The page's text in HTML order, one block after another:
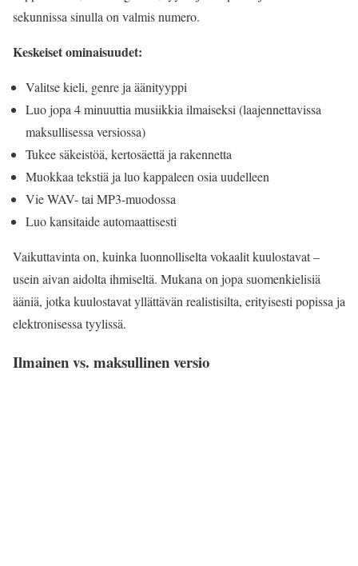
sekunnissa sinulla on valmis numero.
Keskeiset ominaisuudet:
Valitse kieli, genre ja äänityyppi
Luo jopa 4 minuuttia musiikkia ilmaiseksi (laajennettavissa
maksullisessa versiossa)
Tukee säkeistöä, kertosäettä ja rakennetta
Muokkaa tekstiä ja luo kappaleen osia uudelleen
Vie WAV- tai MP3-muodossa
Luo kansitaide automaattisesti
Vaikuttavinta on, kuinka luonnolliselta vokaalit kuulostavat –
usein aivan aidolta ihmiseltä. Mukana on jopa suomenkielisiä
ääniä, jotka kuulostavat yllättävän realistisilta, erityisesti popissa ja
elektronisessa tyylissä.
Ilmainen vs. maksullinen versio